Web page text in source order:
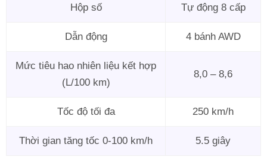
Hộp số Tự động 8 cấp
Dẫn động 4 bánh AWD
Mức tiêu hao nhiên liệu kết hợp
(L/100 km)
8,0 – 8,6
Tốc độ tối đa 250 km/h
Thời gian tăng tốc 0-100 km/h 5.5 giây